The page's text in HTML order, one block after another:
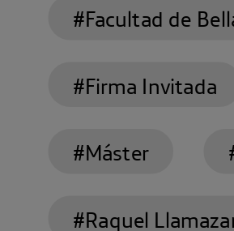
#Facultad de
#Firma Invitada
#Máster
#Raquel